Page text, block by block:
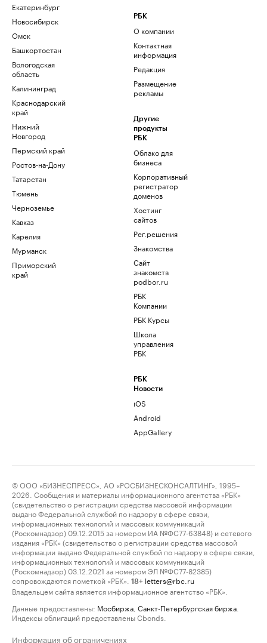
Екатеринбург
Новосибирск
Омск
Башкортостан
Вологодская
область
Калининград
Краснодарский
край
Нижний
Новгород
Пермский край
Ростов-на-Дону
Татарстан
Тюмень
Черноземье
Кавказ
Карелия
Мурманск
Приморский
край
РБК
О компании
Контактная
информация
Редакция
Размещение
рекламы
Другие
продукты
РБК
Облако для
бизнеса
Корпоративный
регистратор
доменов
Хостинг
сайтов
Рег.решения
Знакомства
Сайт
знакомств
podbor.ru
РБК
Компании
РБК Курсы
Школа
управления
РБК
РБК
Новости
iOS
Android
AppGallery
© ООО «БИЗНЕСПРЕСС», АО «РОСБИЗНЕСКОНСАЛТИНГ», 1995–
2026. Сообщения и материалы информационного агентства «РБК»
(свидетельство о регистрации средства массовой информации
выдано Федеральной службой по надзору в сфере связи,
информационных технологий и массовых коммуникаций
(Роскомнадзор) 09.12.2015 за номером ИА №ФС77-63848) и сетевого
издания «РБК» (свидетельство о регистрации средства массовой
информации выдано Федеральной службой по надзору в сфере связи,
информационных технологий и массовых коммуникаций
(Роскомнадзор) 03.12.2021 за номером ЭЛ №ФС77-82385)
сопровождаются пометкой «РБК».
18+ letters@rbc.ru
Владельцем сайта является информационное агентство «РБК».
Данные предоставлены: Мосбиржа Санкт-Петербургская биржа
Индексы облигаций предоставлены Cbonds.
Информация об ограничениях